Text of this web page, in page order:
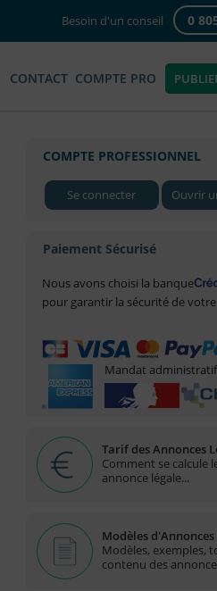
Besoin d'un conseil 0
CONTACT COMPTE PRO
COMPTE PROFESSIONNEL
Se connecter Ouvrir
Paiement Sécurisé
Nous avons choisi la banque
pour garantir la sécurité de
Mandat administratif
Tarif des Annonces
Comment se calcule
annonce légale...
Modèles d'Annonces
Modèles, exemples,
contenu des